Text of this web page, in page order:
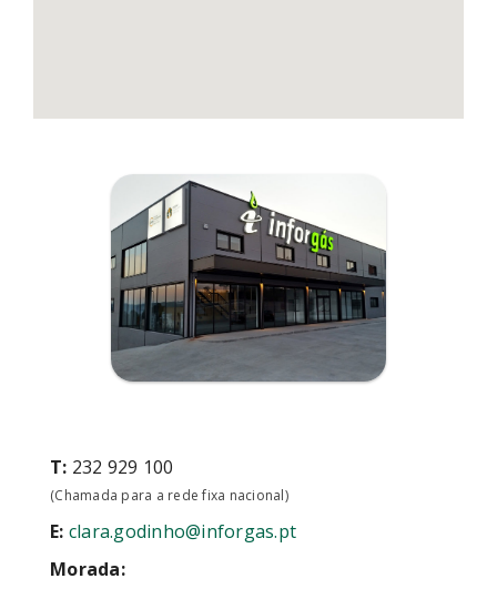
T: 232 929 100
(Chamada para a rede fixa nacional)
E: clara.godinho@inforgas.pt
Morada: